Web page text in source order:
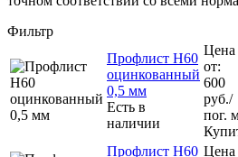
Фильтр
Профлист Н60
оцинкованный
0,5 мм
Есть в
наличии
Цена
от:
600
руб./
пог.
Профлист Н60 Цена